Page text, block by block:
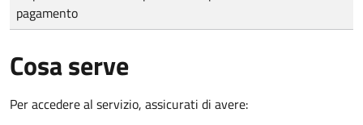
pagamento
Cosa serve
Per accedere al servizio, assicurati di avere: